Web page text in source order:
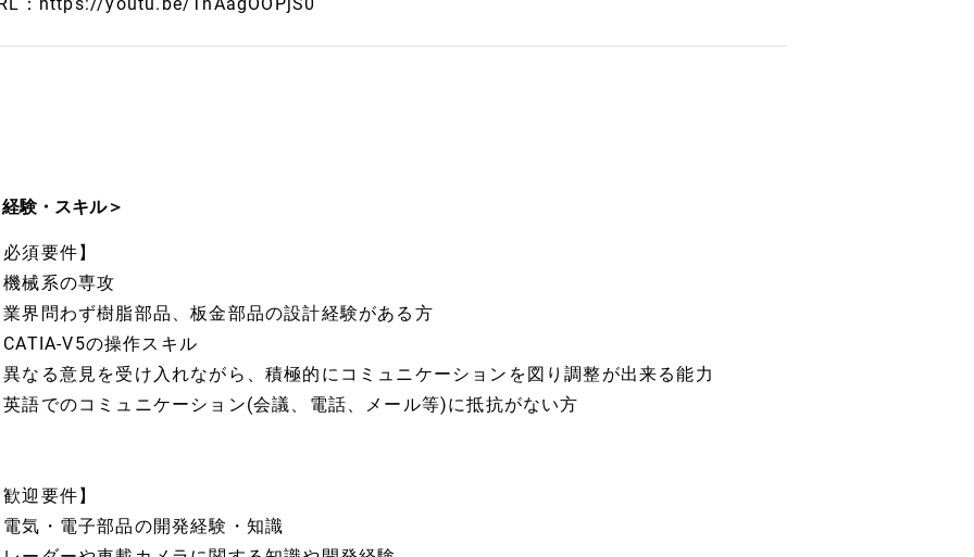
験・スキル＞
須要件】
械系の専攻
界問わず樹脂部品、板金部品の設計経験がある方
V5の操作スキル
なる意見を受け入れながら、積極的にコミュニケーションを図り調整が出来る能力
語でのコミュニケーション(会議、電話、メール等)に抵抗がない方
迎要件】
気・電子部品の開発経験・知識